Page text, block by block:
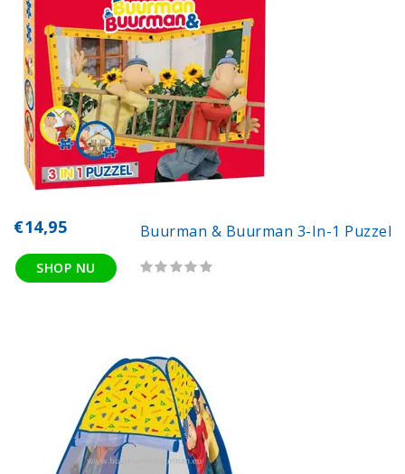
Buurman & Buurman 3-In-1 Puzzel
€14,95
SHOP NU